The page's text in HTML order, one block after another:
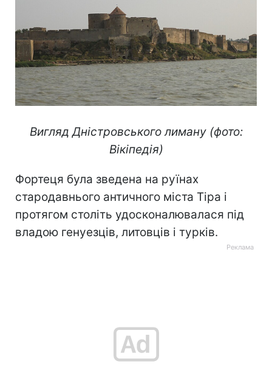
Вигляд Дністровського лиману (фото:
Вікіпедія)
Фортеця була зведена на руїнах
стародавнього античного міста Тіра і
протягом століть удосконалювалася під
владою генуезців, литовців і турків.